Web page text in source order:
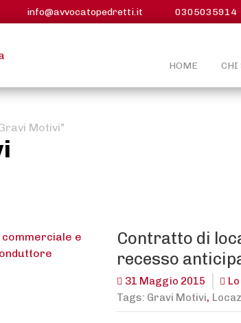
info@avvocatopedretti.it 0305035914
HOME CHI
Motivi"
Contratto di
recesso
31 Maggio 2015
Tags: Gravi Motivi,